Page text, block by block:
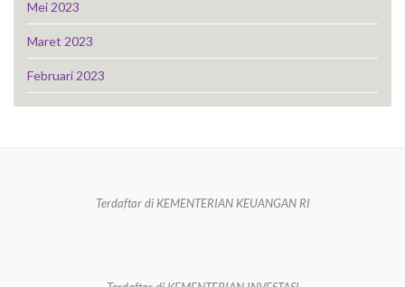
Mei 2023
Maret 2023
Februari 2023
Terdaftar di KEMENTERIAN KEUANGAN RI